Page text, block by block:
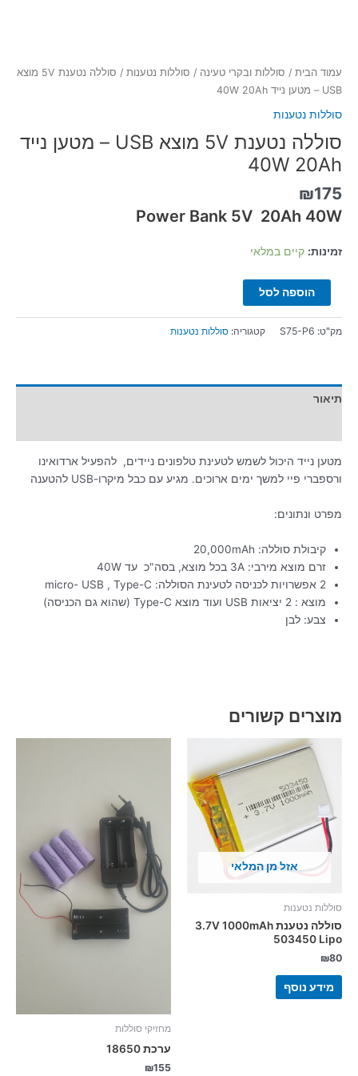
עמוד הבית / סוללות ובקרי טעינה / סוללות נטענות
/ סוללה נטענת 5V מוצא
USB – מטען נייד 40W 20Ah
סוללות נטענות
סוללה נטענת 5V מוצא USB – מטען נייד
40W 20Ah
₪175
Power Bank 5V 20Ah 40W
זמינות: קיים במלאי
הוספה לסל
מק"ט: S75-P6 קטגוריה: סוללות נטענות
תיאור
מטען נייד היכול לשמש לטעינת טלפונים ניידים, להפעיל ארדואינו
ורספברי פיי למשך ימים ארוכים. מגיע עם כבל מיקרו-USB להטענה
מפרט ונתונים:
קיבולת סוללה: 20,000mAh
זרם מוצא מירבי: 3A בכל מוצא, בסה"כ עד 40W
2 אפשרויות לכניסה לטעינת הסוללה: micro- USB , Type-C
מוצא : 2 יציאות USB ועוד מוצא Type-C (שהוא גם הכניסה)
צבע: לבן
מוצרים קשורים
אזל מן המלאי
סוללות נטענות
סוללה נטענת 3.7V 1000mAh
503450 Lipo
₪80
מידע נוסף
מחזיקי סוללות
ערכת 18650
₪155